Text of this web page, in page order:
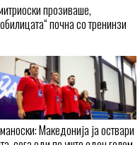
прозиваше,
почна со тренинзи
Македонија ја оствари